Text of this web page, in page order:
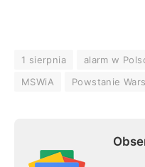
1 sierpnia alarm w
MSWiA
Powstanie